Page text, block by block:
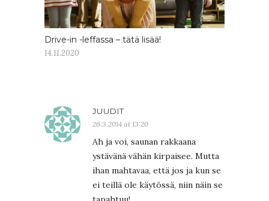
Drive-in -leffassa – tätä lisää!
14.11.2020
JUUDIT
26.3.2014 at 13:20
Ah ja voi, saunan rakkaana
ystävänä vähän kirpaisee. Mutta
ihan mahtavaa, että jos ja kun se
ei teillä ole käytössä, niin näin se